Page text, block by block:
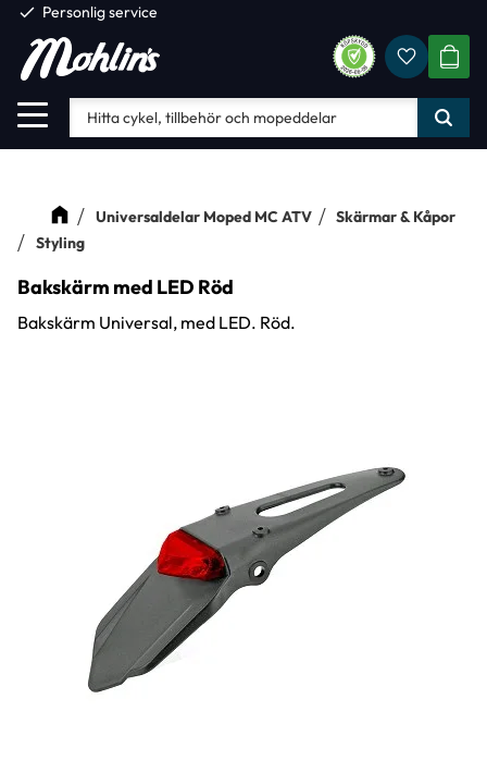
Meny
check Personlig service
Universaldelar Moped MC ATV
Skärmar & Kåpor
Styling
Bakskärm med LED Röd
Bakskärm Universal, med LED. Röd.